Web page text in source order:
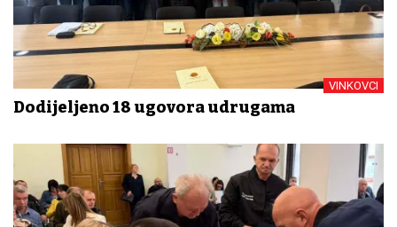
VINKOVCI
Dodijeljeno 18 ugovora udrugama